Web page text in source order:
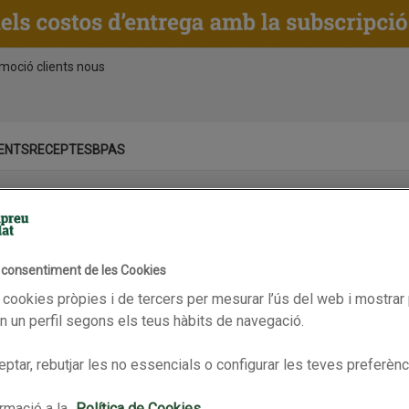
clients nous
RECEPTESBPAS
fins 25/08/2025
unitatsde lluç i gambes en safata de 4 unitats
Supremes de Salmó vermell salvatge.
de les Cookies
pròpies i de tercers per mesurar l’ús del web i
un perfil segons els teus hàbits de navegació.
rebutjar les no essencials o configurar les teves